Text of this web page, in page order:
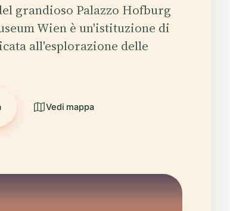
grandioso Palazzo Hofburg
Wien è un'istituzione di
all'esplorazione delle
Vedi mappa